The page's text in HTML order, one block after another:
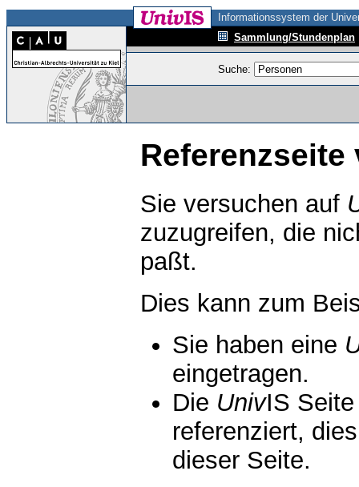
Informationssystem der
Sammlung/Stundenplan
Suche:
Referenzseite
Sie versuchen auf
zuzugreifen, die
paßt.
Dies kann zum
Sie haben eine
eingetragen.
Die UnivIS
referenziert,
dieser Seite.